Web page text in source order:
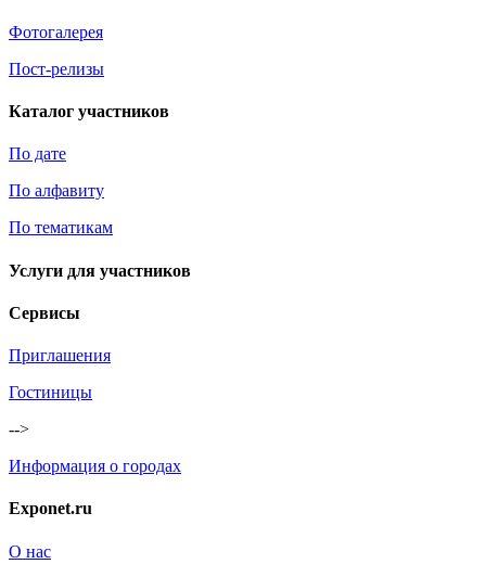
Фотогалерея
Пост-релизы
Каталог участников
По дате
По алфавиту
По тематикам
Услуги для участников
Сервисы
Приглашения
Гостиницы
-->
Информация о городах
Exponet.ru
О нас